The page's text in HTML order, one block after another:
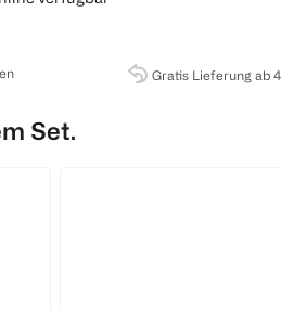
Gratis Lieferung ab
Set.